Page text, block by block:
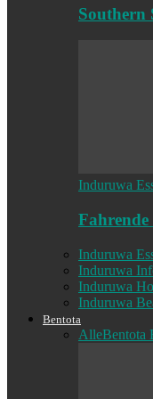
Southern
Induruwa
Induruwa
Induruwa
Induruwa
Induruwa
Bentota
AlleBentota